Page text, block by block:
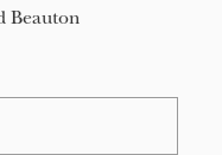
Beauton